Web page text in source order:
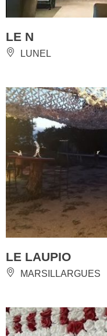
LE N
LUNEL
LE LAUPIO
MARSILLARGUES